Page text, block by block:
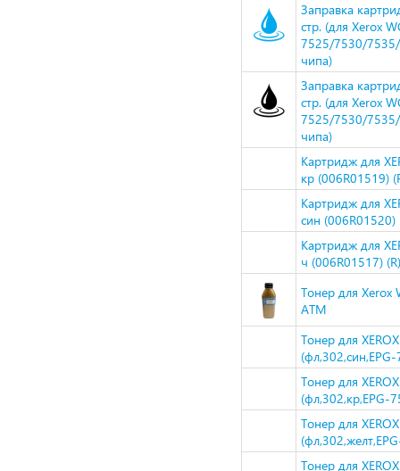
Заправка
стр. (для Xerox
7525/7530/
чипа)
Заправка
стр. (для Xerox
7525/7530/
чипа)
Картридж для
кр (006R01519)
Картридж для
син (006R01520)
Картридж для
ч (006R01517)
Тонер для
ATM
Тонер для
Тонер для
(фл,302,кр,EPG-
Тонер для
Тонер для